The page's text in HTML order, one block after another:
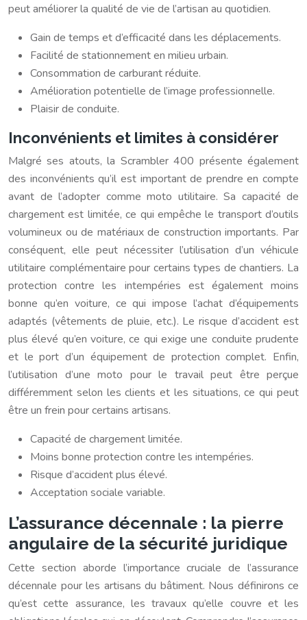
peut améliorer la qualité de vie de l’artisan au quotidien.
Gain de temps et d’efficacité dans les déplacements.
Facilité de stationnement en milieu urbain.
Consommation de carburant réduite.
Amélioration potentielle de l’image professionnelle.
Plaisir de conduite.
Inconvénients et limites à considérer
Malgré ses atouts, la Scrambler 400 présente également
des inconvénients qu’il est important de prendre en compte
avant de l’adopter comme moto utilitaire. Sa capacité de
chargement est limitée, ce qui empêche le transport d’outils
volumineux ou de matériaux de construction importants. Par
conséquent, elle peut nécessiter l’utilisation d’un véhicule
utilitaire complémentaire pour certains types de chantiers. La
protection contre les intempéries est également moins
bonne qu’en voiture, ce qui impose l’achat d’équipements
adaptés (vêtements de pluie, etc.). Le risque d’accident est
plus élevé qu’en voiture, ce qui exige une conduite prudente
et le port d’un équipement de protection complet. Enfin,
l’utilisation d’une moto pour le travail peut être perçue
différemment selon les clients et les situations, ce qui peut
être un frein pour certains artisans.
Capacité de chargement limitée.
Moins bonne protection contre les intempéries.
Risque d’accident plus élevé.
Acceptation sociale variable.
L’assurance décennale : la pierre
angulaire de la sécurité juridique
Cette section aborde l’importance cruciale de l’assurance
décennale pour les artisans du bâtiment. Nous définirons ce
qu’est cette assurance, les travaux qu’elle couvre et les